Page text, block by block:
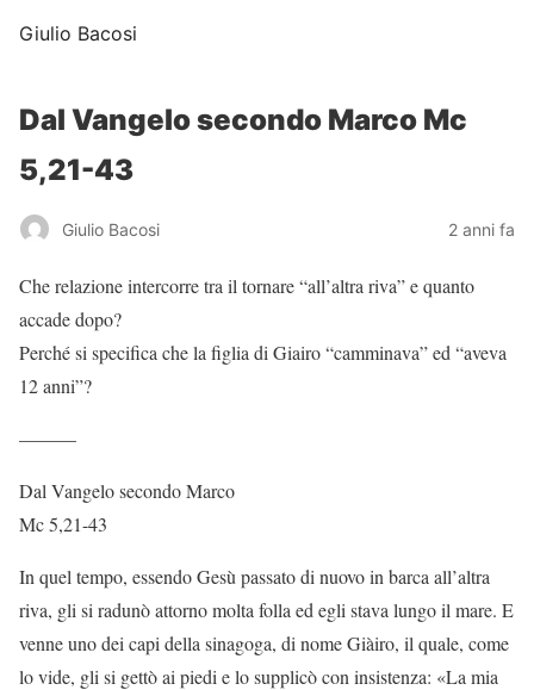
Giulio Bacosi
Dal Vangelo secondo Marco Mc
5,21-43
Giulio Bacosi 2 anni fa
Che relazione intercorre tra il tornare “all’altra riva” e quanto
accade dopo?
Perché si specifica che la figlia di Giairo “camminava” ed “aveva
12 anni”?
———
Dal Vangelo secondo Marco
Mc 5,21-43
In quel tempo, essendo Gesù passato di nuovo in barca all’altra
riva, gli si radunò attorno molta folla ed egli stava lungo il mare. E
venne uno dei capi della sinagoga, di nome Giàiro, il quale, come
lo vide, gli si gettò ai piedi e lo supplicò con insistenza: «La mia